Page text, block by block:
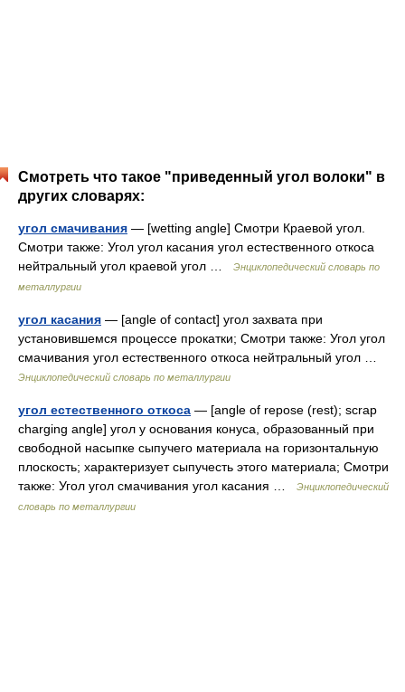
Смотреть что такое "приведенный угол волоки" в
других словарях:
угол смачивания — [wetting angle] Смотри Краевой угол.
Смотри также: Угол угол касания угол естественного откоса
нейтральный угол краевой угол …
Энциклопедический словарь по
металлургии
угол касания — [angle of contact] угол захвата при
установившемся процессе прокатки; Смотри также: Угол угол
смачивания угол естественного откоса нейтральный угол …
Энциклопедический словарь по металлургии
угол естественного откоса — [angle of repose (rest); scrap
charging angle] угол у основания конуса, образованный при
свободной насыпке сыпучего материала на горизонтальную
плоскость; характеризует сыпучесть этого материала; Смотри
также: Угол угол смачивания угол касания …
Энциклопедический
словарь по металлургии